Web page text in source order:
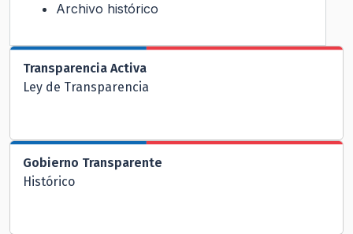
Archivo histórico
Transparencia Activa
Ley de Transparencia
Gobierno Transparente
Histórico